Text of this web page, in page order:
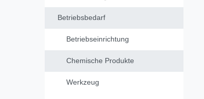
Betriebsbedarf
Betriebseinrichtung
Chemische Produkte
Werkzeug